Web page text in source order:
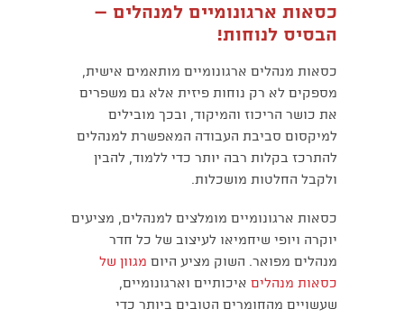
כסאות ארגונומיים למנהלים –
הבסיס לנוחות!
כסאות מנהלים ארגונומיים מותאמים אישית,
מספקים לא רק נוחות פיזית אלא גם משפרים
את כושר הריכוז והמיקוד, ובכך מובילים
למיקסום סביבת העבודה המאפשרת למנהלים
להתרכז בקלות רבה יותר כדי ללמוד, להבין
ולקבל החלטות מושכלות.
כסאות ארגונומיים מומלצים למנהלים, מציעים
יוקרה ויופי שיחמיאו לעיצוב של כל חדר
מנהלים מפואר. השוק מציע היום מגוון של
כסאות מנהלים איכותיים וארגונומיים,
שעשויים מהחומרים הטובים ביותר כדי